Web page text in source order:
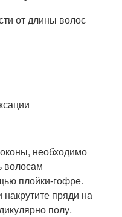
от длины волос
необходимо
волосам
плойки-гофре.
пряди на
полу.